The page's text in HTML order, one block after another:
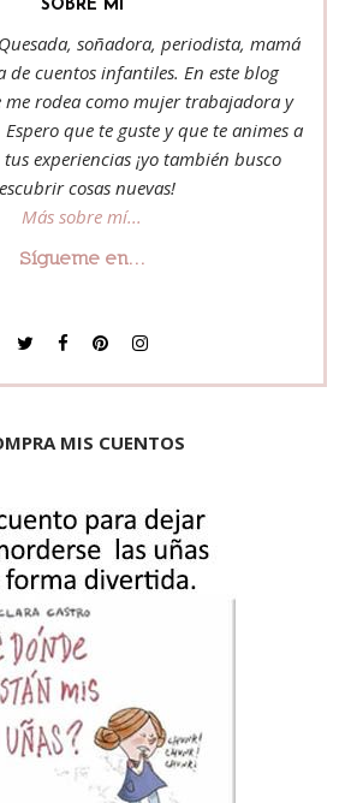
SOBRE MÍ
soñadora, periodista, mamá
de cuentos infantiles. En este blog
rodea como mujer trabajadora y
que te guste y que te animes a
experiencias ¡yo también busco
cosas nuevas!
Más sobre mí...
Sígueme en...
MIS CUENTOS